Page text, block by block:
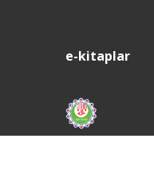
e-kitaplar